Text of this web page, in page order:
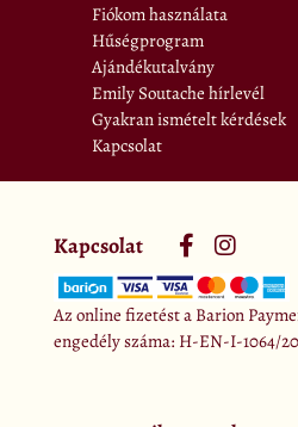
Fiókom használata
Hűségprogram
Ajándékutalvány
Emily Soutache hírlevél
Gyakran ismételt kérdések
Kapcsolat
Kapcsolat
Az online fizetést a Barion
engedély száma: H-EN-I-1064/